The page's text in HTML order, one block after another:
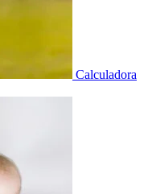
Calculadora